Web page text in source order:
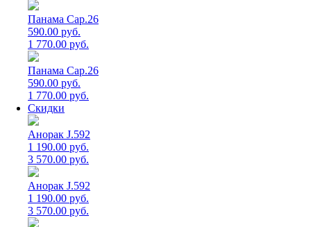
Панама Cap.26
590.00 руб.
1 770.00 руб.
Панама Cap.26
590.00 руб.
1 770.00 руб.
Скидки
Анорак J.592
1 190.00 руб.
3 570.00 руб.
Анорак J.592
1 190.00 руб.
3 570.00 руб.